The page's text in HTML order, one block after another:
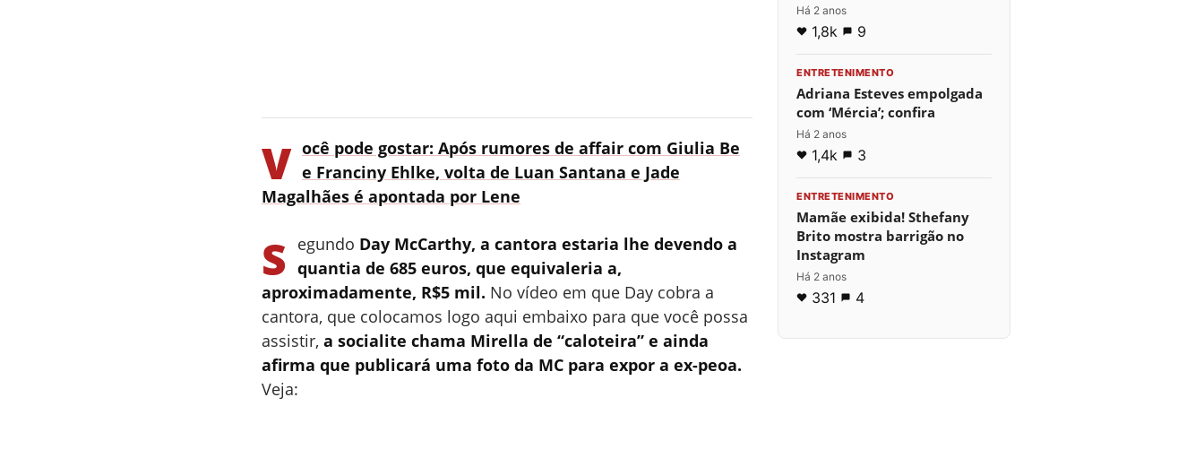
V ocê pode gostar: Após rumores de affair com Giulia Be
e Franciny Ehlke, volta de Luan Santana e Jade
Magalhães é apontada por Lene
S egundo Day McCarthy, a cantora estaria lhe devendo a
quantia de 685 euros, que equivaleria a,
aproximadamente, R$5 mil. No vídeo em que Day cobra a
cantora, que colocamos logo aqui embaixo para que você possa
assistir, a socialite chama Mirella de “caloteira” e ainda
afirma que publicará uma foto da MC para expor a ex-peoa.
Veja:
Há 2 anos
1,8k 9
ENTRETENIMENTO
Adriana Esteves empolgada
com ‘Mércia’; confira
Há 2 anos
1,4k 3
ENTRETENIMENTO
Mamãe exibida! Sthefany
Brito mostra barrigão no
Instagram
Há 2 anos
331 4